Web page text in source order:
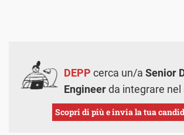
DEPP cerca un/a Senior
Engineerda integrare nel
Scopri di più e invia la tua